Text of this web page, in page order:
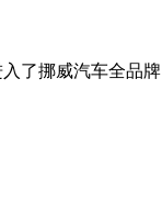
了挪威汽车全品牌